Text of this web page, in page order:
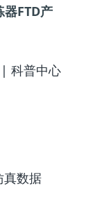
器FTD产
科普中心
真数据